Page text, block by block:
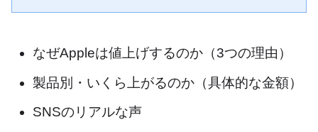
なぜAppleは値上げするのか（3つの理由）
製品別・いくら上がるのか（具体的な金額）
SNSのリアルな声